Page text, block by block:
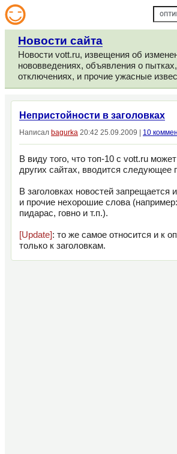
Новости сайта
Новости vott.ru, извещения об
нововведениях, объявления о
отключениях, и прочие ужасные
Непристойности в заголовках
Написал bagurka 20:42 25.09.2009 | 10
В виду того, что топ-10 с vott.ru
других сайтах, вводится следующее
В заголовках новостей запрещается
и прочие нехорошие слова
пидарас, говно и т.п.).
[Update]: то же самое относится и к
только к заголовкам.